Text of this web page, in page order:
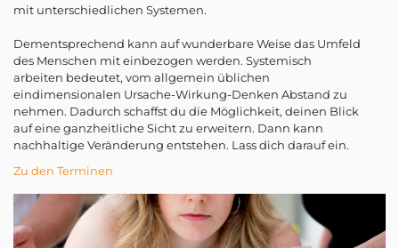
mit unterschiedlichen Systemen.
Dementsprechend kann auf wunderbare Weise das Umfeld
des Menschen mit einbezogen werden. Systemisch
arbeiten bedeutet, vom allgemein üblichen
eindimensionalen Ursache-Wirkung-Denken Abstand zu
nehmen. Dadurch schaffst du die Möglichkeit, deinen Blick
auf eine ganzheitliche Sicht zu erweitern. Dann kann
nachhaltige Veränderung entstehen. Lass dich darauf ein.
Zu den Terminen